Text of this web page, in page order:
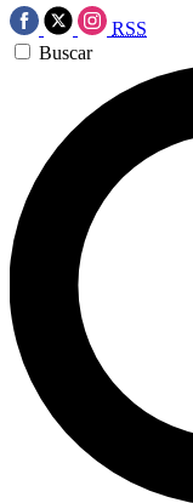
RSS
Buscar